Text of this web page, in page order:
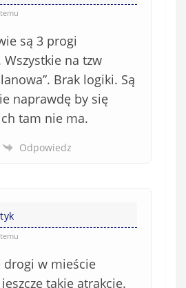
są 3 progi
Wszystkie na tzw
Brak logiki. Są
naprawdę by się
tam nie ma.
Odpowiedz
drogi w mieście
takie atrakcje.